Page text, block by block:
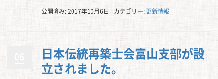
公開済み: 2017年10月6日 カテゴリー: 更新情報
日本伝統再築士会富山支部が設
立されました。